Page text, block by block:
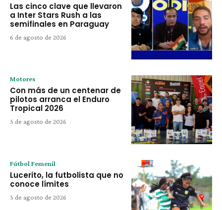
Las cinco clave que llevaron
a Inter Stars Rush a las
semifinales en Paraguay
6 de agosto de 2026
Motores
Con más de un centenar de
pilotos arranca el Enduro
Tropical 2026
5 de agosto de 2026
Fútbol Femenil
Lucerito, la futbolista que no
conoce límites
5 de agosto de 2026